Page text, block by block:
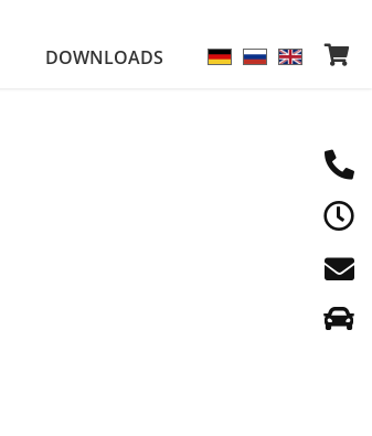
DOWNLOADS